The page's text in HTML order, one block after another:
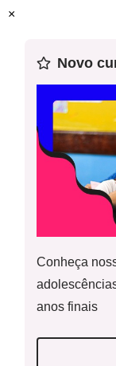
Habilidade (s) da
cultural e
reconhecendo,
desses processos.
×
Novo
Conheça
anos finais